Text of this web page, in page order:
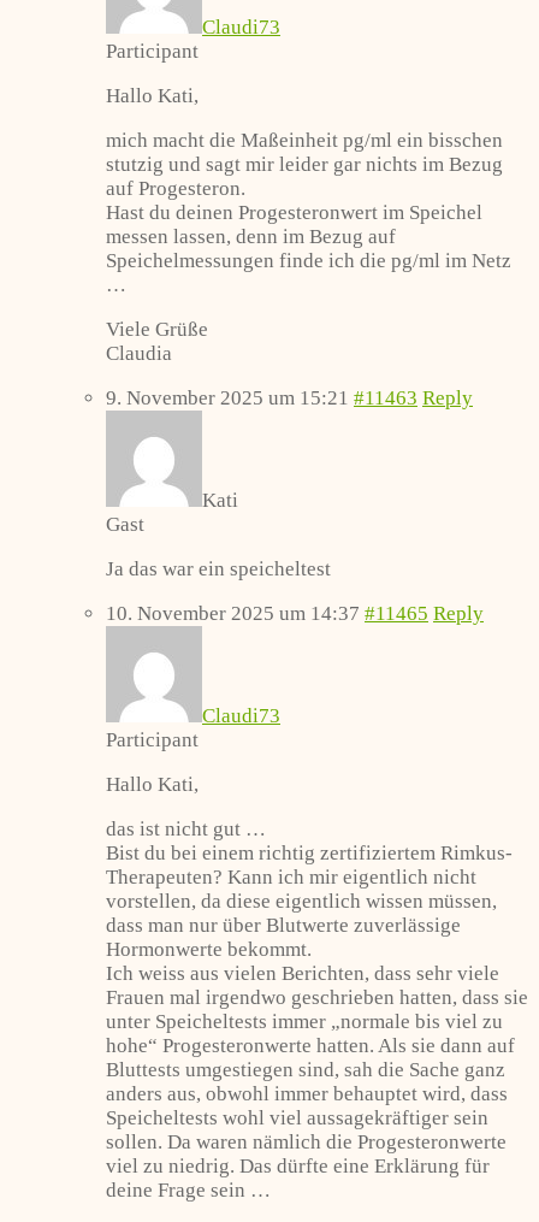
Claudi73
Participant
Hallo Kati,
mich macht die Maßeinheit pg/ml ein bisschen
stutzig und sagt mir leider gar nichts im Bezug
auf Progesteron.
Hast du deinen Progesteronwert im Speichel
messen lassen, denn im Bezug auf
Speichelmessungen finde ich die pg/ml im Netz
…
Viele Grüße
Claudia
9. November 2025 um 15:21 #11463 Reply
Kati
Gast
Ja das war ein speicheltest
10. November 2025 um 14:37 #11465 Reply
Claudi73
Participant
Hallo Kati,
das ist nicht gut …
Bist du bei einem richtig zertifiziertem Rimkus-
Therapeuten? Kann ich mir eigentlich nicht
vorstellen, da diese eigentlich wissen müssen,
dass man nur über Blutwerte zuverlässige
Hormonwerte bekommt.
Ich weiss aus vielen Berichten, dass sehr viele
Frauen mal irgendwo geschrieben hatten, dass sie
unter Speicheltests immer „normale bis viel zu
hohe“ Progesteronwerte hatten. Als sie dann auf
Bluttests umgestiegen sind, sah die Sache ganz
anders aus, obwohl immer behauptet wird, dass
Speicheltests wohl viel aussagekräftiger sein
sollen. Da waren nämlich die Progesteronwerte
viel zu niedrig. Das dürfte eine Erklärung für
deine Frage sein …